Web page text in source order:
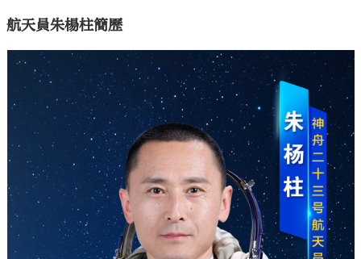
航天員朱楊柱簡歷